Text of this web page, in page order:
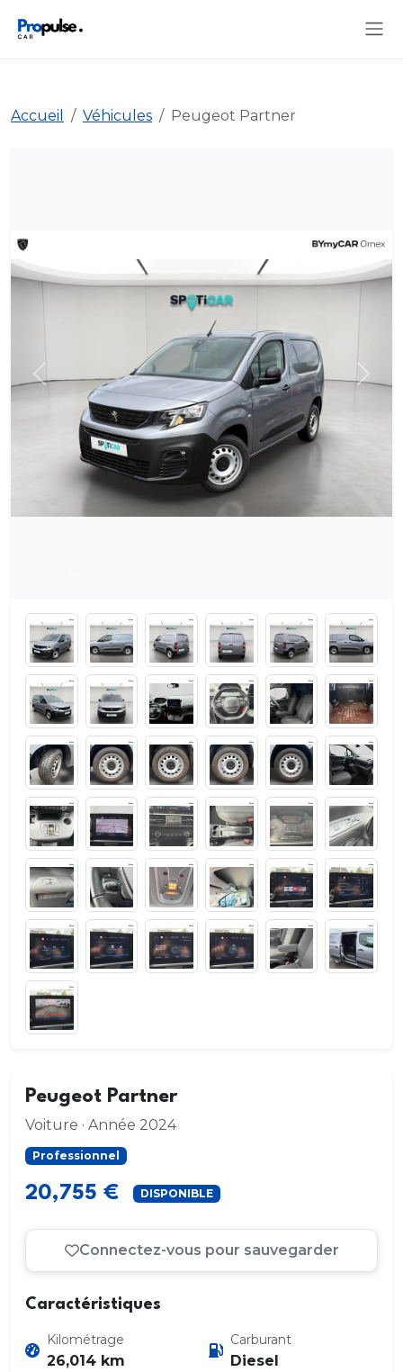
Accueil Véhicules Peugeot Partner
Précédent
Peugeot Partner
Voiture · Année 2024
Professionnel
20,755 € DISPONIBLE
Connectez-vous pour sauvegarder
Caractéristiques
Kilométrage
26,014 km
Carburant
Diesel